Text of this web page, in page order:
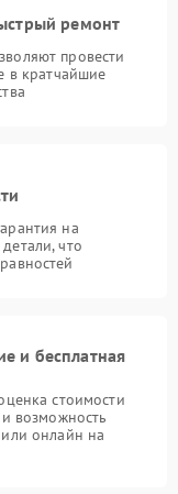
ремонт
провести
в кратчайшие
на
что
и бесплатная
стоимости
возможность
онлайн на